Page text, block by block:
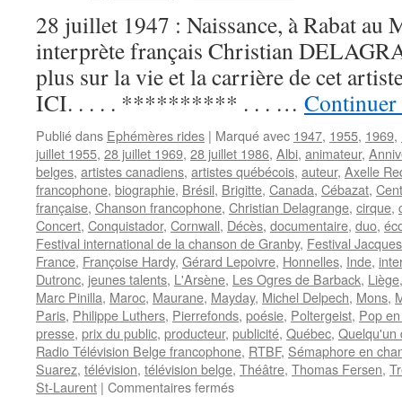
28 juillet 1947 : Naissance, à Rabat au
interprète français Christian
plus sur la vie et la carrière de cet
ICI. . . . . ********** . . . …
Publié dans Ephémères rides | Marqué avec 1947, 1955, 1969,
juillet 1955, 28 juillet 1969, 28 juillet 1986, Albi, animateur,
belges, artistes canadiens, artistes québécois, auteur, Axelle
francophone, biographie, Brésil, Brigitte, Canada, Cébazat,
française, Chanson francophone, Christian Delagrange, cirque,
Concert, Conquistador, Cornwall, Décès, documentaire, duo,
Festival international de la chanson de Granby, Festival
France, Françoise Hardy, Gérard Lepoivre, Honnelles, Inde,
Dutronc, jeunes talents, L'Arsène, Les Ogres de Barback, Liège
Marc Pinilla, Maroc, Maurane, Mayday, Michel Delpech, Mons,
Paris, Philippe Luthers, Pierrefonds, poésie, Poltergeist, Pop
presse, prix du public, producteur, publicité, Québec, Quelqu'un
Radio Télévision Belge francophone, RTBF, Sémaphore en
Suarez, télévision, télévision belge, Théâtre, Thomas Fersen,
St-Laurent | Commentaires ferméssur